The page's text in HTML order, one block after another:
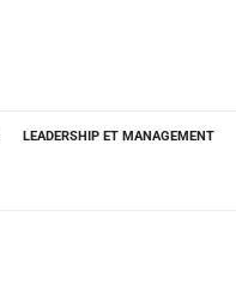
LEADERSHIP ET MANAGEMENT